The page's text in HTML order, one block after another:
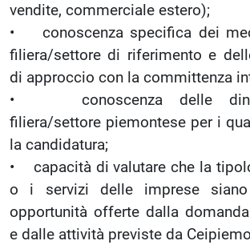
vendite, commerciale estero);
• conoscenza specifica dei
filiera/settore di riferimento e
di approccio con la committenza
• conoscenza delle
filiera/settore piemontese per i
la candidatura;
• capacità di valutare che la
o i servizi delle imprese
opportunità offerte dalla
e dalle attività previste da